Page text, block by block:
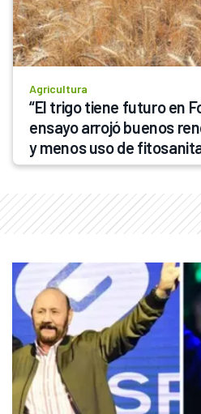
Agricultura
“El trigo tiene futuro en
ensayo arrojó buenos
y menos uso de